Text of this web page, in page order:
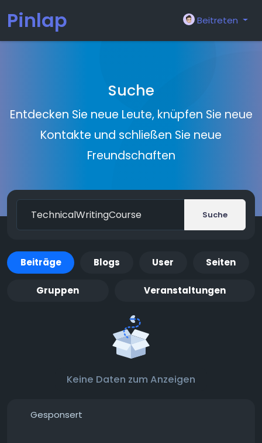
Pinlap Beitreten
Suche
Entdecken Sie neue Leute, knüpfen Sie neue
Kontakte und schließen Sie neue
Freundschaften
Suche
Beiträge Blogs User Seiten
Gruppen Veranstaltungen
Keine Daten zum Anzeigen
Gesponsert